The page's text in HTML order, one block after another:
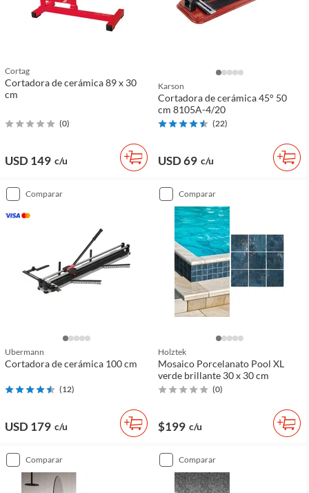
Cortag
Cortadora de cerámica 89 x 30
cm
(0)
USD 149 c/u
Karson
Cortadora de cerámica 45° 50
cm 8105A-4/20
(22)
USD 69 c/u
comparar
Ubermann
Cortadora de cerámica 100 cm
(12)
USD 179 c/u
comparar
Holztek
Mosaico Porcelanato Pool XL
verde brillante 30 x 30 cm
(0)
$199 c/u
comparar comparar